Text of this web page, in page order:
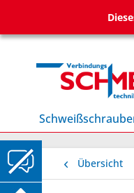
Übersicht